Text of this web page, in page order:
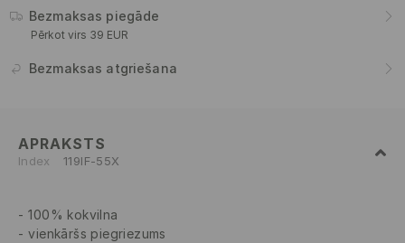
Bezmaksas piegāde
Pērkot virs 39 EUR
Bezmaksas atgriešana
APRAKSTS
Index 119IF-55X
100% kokvilna
vienkāršs piegriezums